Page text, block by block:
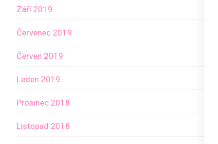
Září 2019
Červenec 2019
Červen 2019
Leden 2019
Prosinec 2018
Listopad 2018